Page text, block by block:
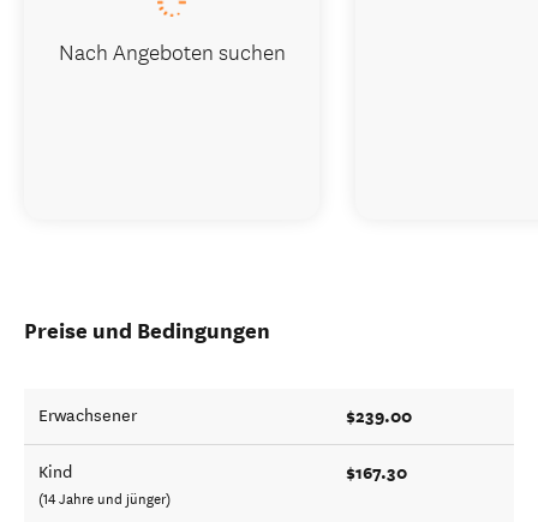
Preise und Bedingungen
Erwachsener $239.00
Kind
(14 Jahre und jünger)
$167.30
Nach Angeboten suchen